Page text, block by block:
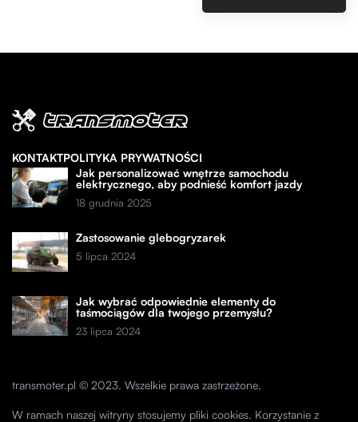
KONTAKTPOLITYKA PRYWATNOŚCI
Jak personalizować wnętrze samochodu
elektrycznego, aby podnieść komfort jazdy
18 grudnia 2025
Zastosowanie glebogryzarek
5 lipca 2024
Jak wybrać odpowiednie elementy do
taśmociągów dla twojego przemysłu?
23 lipca 2024
transmoter.pl © 2023. Wszelkie prawa zastrzeżone.
W ramach naszej witryny stosujemy pliki cookies. Korzystanie z